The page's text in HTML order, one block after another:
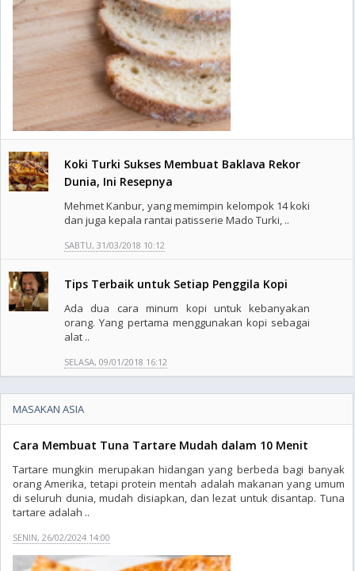
Koki Turki Sukses Membuat Baklava Rekor
Dunia, Ini Resepnya
Mehmet Kanbur, yang memimpin kelompok 14 koki
dan juga kepala rantai patisserie Mado Turki, ..
SABTU, 31/03/2018 10:12
Tips Terbaik untuk Setiap Penggila Kopi
Ada dua cara minum kopi untuk kebanyakan
orang. Yang pertama menggunakan kopi sebagai
alat ..
SELASA, 09/01/2018 16:12
MASAKAN ASIA
Cara Membuat Tuna Tartare Mudah dalam 10 Menit
Tartare mungkin merupakan hidangan yang berbeda bagi banyak
orang Amerika, tetapi protein mentah adalah makanan yang umum
di seluruh dunia, mudah disiapkan, dan lezat untuk disantap. Tuna
tartare adalah ..
SENIN, 26/02/2024 14:00